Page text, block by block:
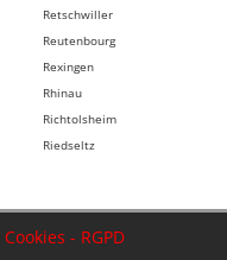
Retschwiller
Reutenbourg
Rexingen
Rhinau
Richtolsheim
Riedseltz
Rittershoffen
Cookies - RGPD